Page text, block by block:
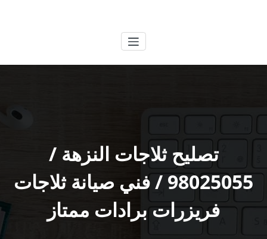
تصليح ثلاجات النزهة /
98025055 / فني صيانة ثلاجات
فريزرات برادات ممتاز